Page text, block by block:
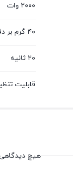
۲۰۰۰ وات
۴۰ گرم بر دقیقه
۲۰ ثانیه
قابلیت
هیچ